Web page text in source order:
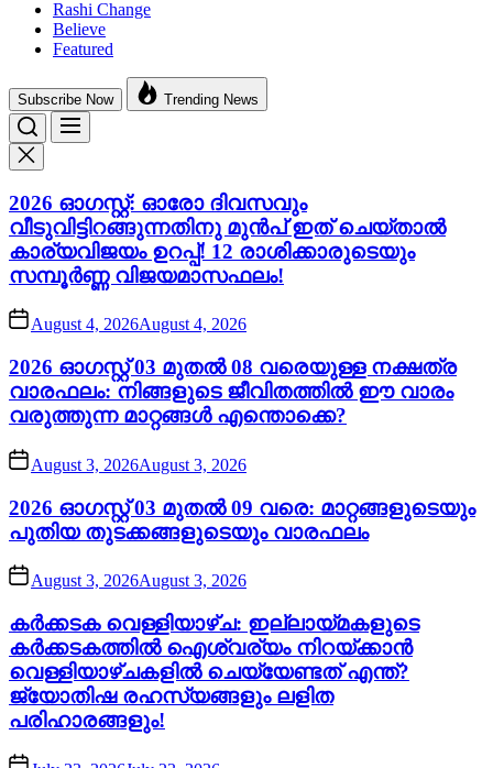
Rashi Change
Believe
Featured
Subscribe Now Trending News
2026 ഓഗസ്റ്റ്: ഓരോ ദിവസവും
വീടുവിട്ടിറങ്ങുന്നതിനു മുൻപ് ഇത് ചെയ്താൽ
കാര്യവിജയം ഉറപ്പ്! 12 രാശിക്കാരുടെയും
സമ്പൂർണ്ണ വിജയമാസഫലം!
August 4, 2026August 4, 2026
2026 ഓഗസ്റ്റ് 03 മുതൽ 08 വരെയുള്ള നക്ഷത്ര
വാരഫലം: നിങ്ങളുടെ ജീവിതത്തിൽ ഈ വാരം
വരുത്തുന്ന മാറ്റങ്ങൾ എന്തൊക്കെ?
August 3, 2026August 3, 2026
2026 ഓഗസ്റ്റ് 03 മുതൽ 09 വരെ: മാറ്റങ്ങളുടെയും
പുതിയ തുടക്കങ്ങളുടെയും വാരഫലം
August 3, 2026August 3, 2026
കർക്കടക വെള്ളിയാഴ്ച: ഇല്ലായ്മകളുടെ
കർക്കടകത്തിൽ ഐശ്വര്യം നിറയ്ക്കാൻ
വെള്ളിയാഴ്ചകളിൽ ചെയ്യേണ്ടത് എന്ത്?
ജ്യോതിഷ രഹസ്യങ്ങളും ലളിത
പരിഹാരങ്ങളും!